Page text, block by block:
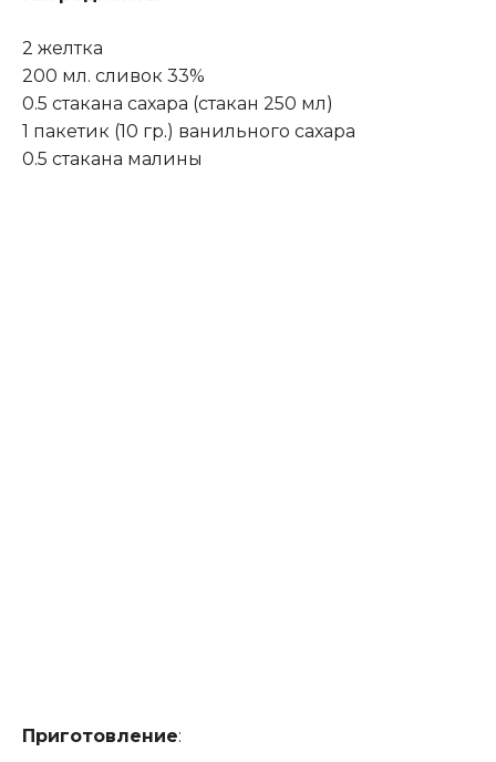
2 желтка
200 мл. сливок 33%
0.5 стакана сахара (стакан 250 мл)
1 пакетик (10 гр.) ванильного сахара
0.5 стакана малины
Приготовление: